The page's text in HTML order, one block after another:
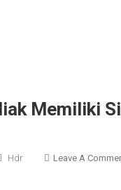
Memiliki
Hdr Leave A